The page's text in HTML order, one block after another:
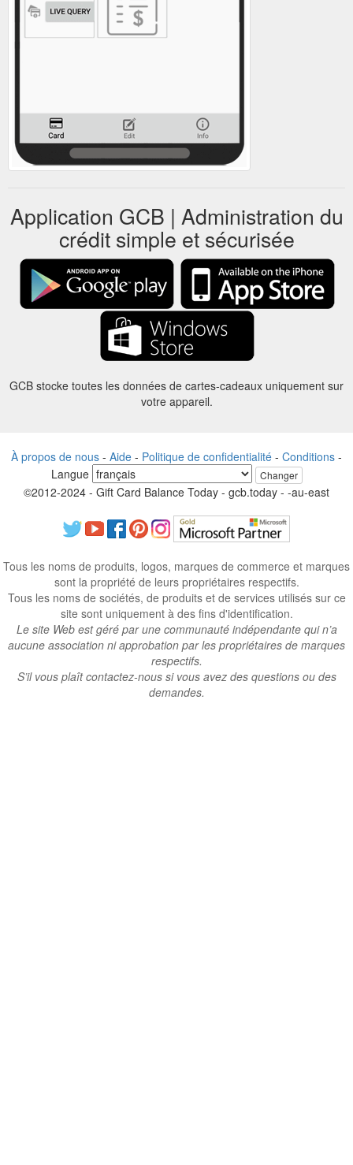
Application GCB | Administration du
crédit simple et sécurisée
GCB stocke toutes les données de cartes-cadeaux uniquement sur
votre appareil.
À propos de nous - Aide - Politique de confidentialité - Conditions -
Langue
Changer
©2012-2024 - Gift Card Balance Today - gcb.today - -au-east
Tous les noms de produits, logos, marques de commerce et marques
sont la propriété de leurs propriétaires respectifs.
Tous les noms de sociétés, de produits et de services utilisés sur ce
site sont uniquement à des fins d'identification.
Le site Web est géré par une communauté indépendante qui n’a
aucune association ni approbation par les propriétaires de marques
respectifs.
S’il vous plaît contactez-nous si vous avez des questions ou des
demandes.